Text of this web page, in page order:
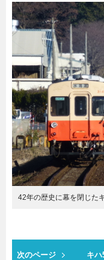
42年の歴史に幕を閉じた
次のページ キ